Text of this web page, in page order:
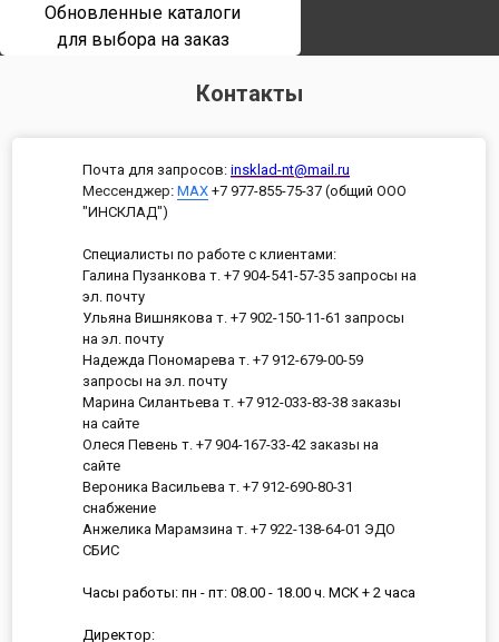
Обновленные каталоги
для выбора на заказ
Контакты
Почта для запросов: insklad-nt@mail.ru
Мессенджер: MAX +7 977-855-75-37 (общий ООО
"ИНСКЛАД")
Специалисты по работе с клиентами:
Галина Пузанкова т. +7 904-541-57-35 запросы на
эл. почту
Ульяна Вишнякова т. +7 902-150-11-61 запросы
на эл. почту
Надежда Пономарева т. +7 912-679-00-59
запросы на эл. почту
Марина Силантьева т. +7 912-033-83-38 заказы
на сайте
Олеся Певень т. +7 904-167-33-42 заказы на
сайте
Вероника Васильева т. +7 912-690-80-31
снабжение
Анжелика Марамзина т. +7 922-138-64-01 ЭДО
СБИС
Часы работы: пн - пт: 08.00 - 18.00 ч. МСК + 2 часа
Директор: